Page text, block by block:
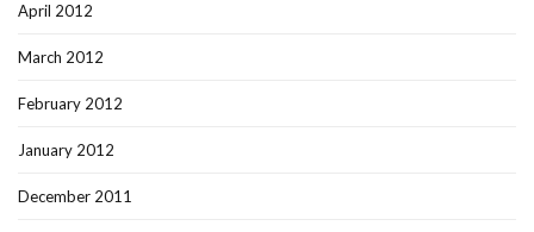
April 2012
March 2012
February 2012
January 2012
December 2011